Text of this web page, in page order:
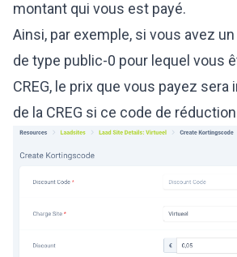
montant qui vous est payé.
Ainsi, par exemple, si vous avez
de type public-0 pour lequel vous
CREG, le prix que vous payez sera
de la CREG si ce code de